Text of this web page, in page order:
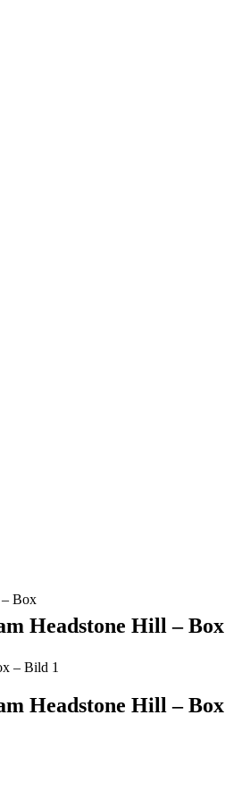
– Box
Headstone Hill – Box
Headstone Hill – Box